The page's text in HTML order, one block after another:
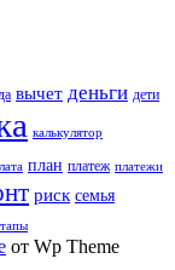
вычет деньги дети
калькулятор
план платеж платежи
риск семья
от Wp Theme